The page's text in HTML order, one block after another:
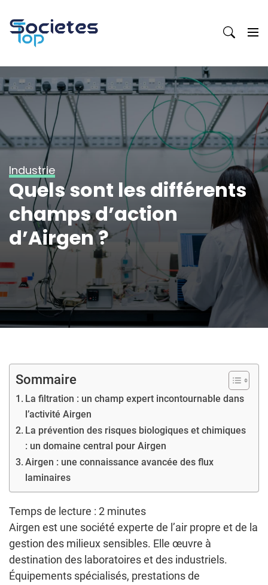
content
Industrie
Quels sont les différents
champs d’action
d’Airgen ?
Sommaire
La filtration : un champ expert incontournable dans
l’activité Airgen
La prévention des risques biologiques et chimiques
: un domaine central pour Airgen
Airgen : une connaissance avancée des flux
laminaires
Temps de lecture : 2 minutes
Airgen est une société experte de l’air propre et de la
gestion des milieux sensibles. Elle œuvre à
destination des laboratoires et des industriels.
Équipements spécialisés, prestations de